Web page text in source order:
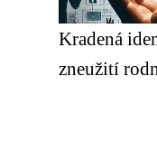
Kradená
zneužití